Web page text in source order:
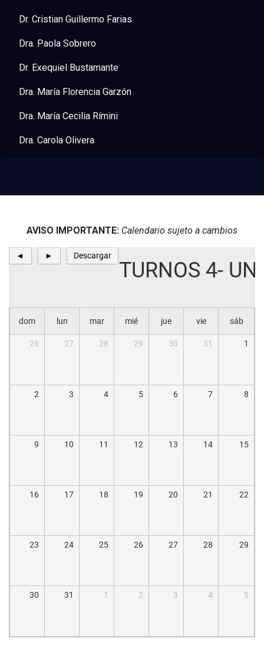
Dr. Cristian Guillermo Farias
Dra. Paola Sobrero
Dr. Exequiel Bustamante
Dra. María Florencia Garzón
Dra. María Cecilia Rímini
Dra. Carola Olivera
AVISO IMPORTANTE: Calendario sujeto a cambios